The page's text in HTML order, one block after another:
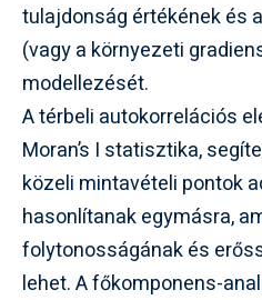
tulajdonság értékének és
(vagy a környezeti
modellezését.
A térbeli autokorrelációs
Moran’s I statisztika,
közeli mintavételi pontok
hasonlítanak egymásra,
folytonosságának és
lehet. A főkomponens-